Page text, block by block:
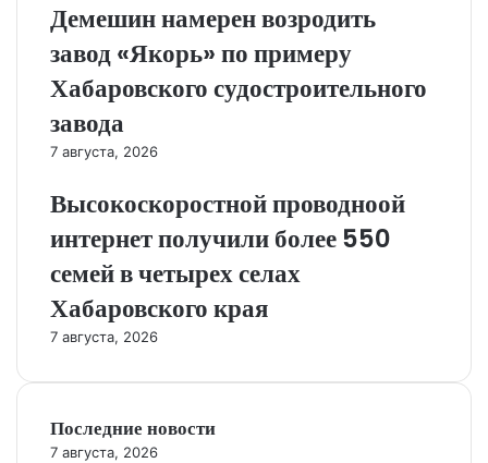
Демешин намерен возродить
завод «Якорь» по примеру
Хабаровского судостроительного
завода
7 августа, 2026
Высокоскоростной проводноой
интернет получили более 550
семей в четырех селах
Хабаровского края
7 августа, 2026
Последние новости
7 августа, 2026